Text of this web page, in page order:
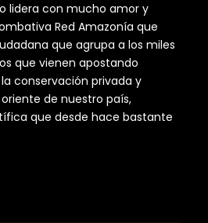
lidera con mucho amor y
Red Amazonía que
que agrupa a los miles
que vienen apostando
conservación privada y
de nuestro país,
que desde hace bastante